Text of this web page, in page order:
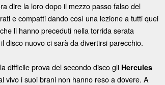
dire la loro dopo il mezzo passo falso del
e compatti dando così una lezione a tutti quei
li hanno preceduti nella torrida serata
disco nuovo ci sarà da divertirsi parecchio.
difficile prova del secondo disco gli Hercules
vivo i suoi brani non hanno reso a dovere. A